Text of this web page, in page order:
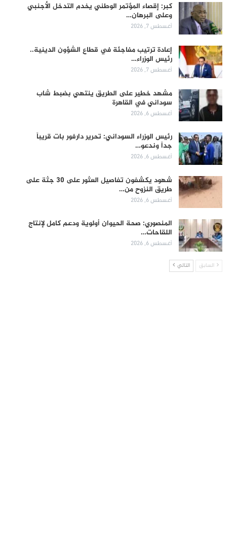
كبر: إقصاء المؤتمر الوطني يخدم التدخل الأجنبي
وعلى البرهان…
أغسطس 7, 2026
إعادة ترتيب مفاجئة في قطاع الشؤون الدينية..
رئيس الوزراء…
أغسطس 7, 2026
مشهد خطير على الطريق ينتهي بضبط شاب
سوداني في القاهرة
أغسطس 6, 2026
رئيس الوزراء السوداني: تحرير دارفور بات قريباً
جداً وندعو…
أغسطس 6, 2026
شهود يكشفون تفاصيل العثور على 30 جثة على
طريق النزوح من…
أغسطس 6, 2026
المنصوري: صحة الحيوان أولوية ودعم كامل لإنتاج
اللقاحات…
أغسطس 6, 2026
السابق التالي